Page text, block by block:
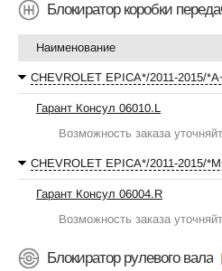
Блокиратор коробки
Наименование
CHEVROLET EPICA*/2011-2015/
Гарант Консул 06010.L
Возможность заказа
CHEVROLET EPICA*/2011-2015/
Гарант Консул 06004.R
Возможность заказа
Блокиратор рулевого вала